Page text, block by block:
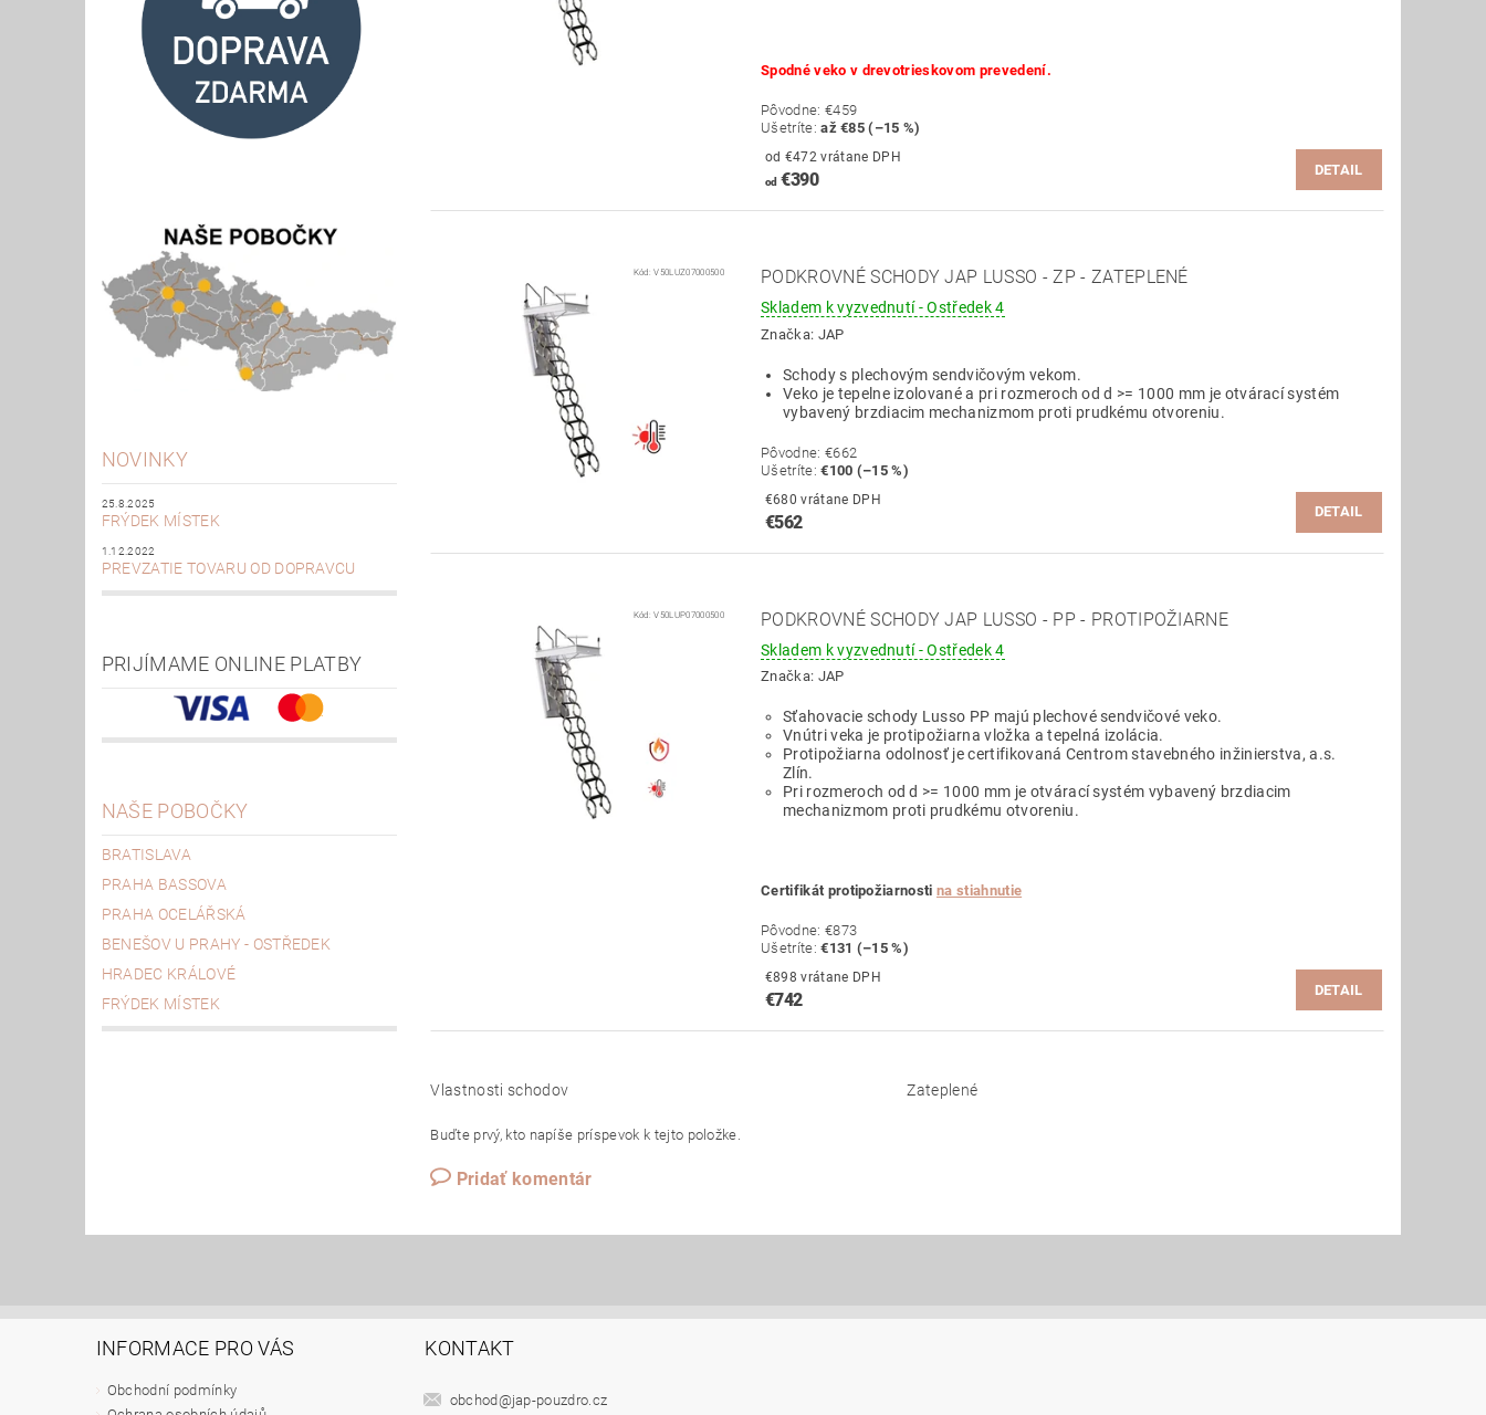
NOVINKY
25.8.2025
FRÝDEK MÍSTEK
1.12.2022
PREVZATIE TOVARU OD DOPRAVCU
PRIJÍMAME ONLINE PLATBY
NAŠE POBOČKY
BRATISLAVA
PRAHA BASSOVA
PRAHA OCELÁŘSKÁ
BENEŠOV U PRAHY - OSTŘEDEK
HRADEC KRÁLOVÉ
FRÝDEK MÍSTEK
Spodné veko v drevotrieskovom prevedení.
Pôvodne: €459
Ušetríte:až €85 (–15 %)
od €472 vrátane DPH
od€390 DETAIL
Kód:V50LUZ07000500 PODKROVNÉ SCHODY JAP LUSSO - ZP - ZATEPLENÉ
Skladem k vyzvednutí - Ostředek 4
Značka: JAP
Schody s plechovým sendvičovým vekom.
Veko je tepelne izolované a pri rozmeroch od d >= 1000 mm je otvárací systém
vybavený brzdiacim mechanizmom proti prudkému otvoreniu.
Pôvodne: €662
Ušetríte:€100 (–15 %)
€680 vrátane DPH
€562 DETAIL
Kód:V50LUP07000500 PODKROVNÉ SCHODY JAP LUSSO - PP - PROTIPOŽIARNE
Skladem k vyzvednutí - Ostředek 4
Značka: JAP
Sťahovacie schody Lusso PP majú plechové sendvičové veko.
Vnútri veka je protipožiarna vložka a tepelná izolácia.
Protipožiarna odolnosť je certifikovaná Centrom stavebného inžinierstva, a.s.
Zlín.
Pri rozmeroch od d >= 1000 mm je otvárací systém vybavený brzdiacim
mechanizmom proti prudkému otvoreniu.
Certifikát protipožiarnosti na stiahnutie
Pôvodne: €873
Ušetríte:€131 (–15 %)
€898 vrátane DPH
€742 DETAIL
Vlastnosti schodov Zateplené
Buďte prvý, kto napíše príspevok k tejto položke.
Pridať komentár
INFORMACE PRO VÁS
Obchodní podmínky
KONTAKT
obchod@jap-pouzdro.cz